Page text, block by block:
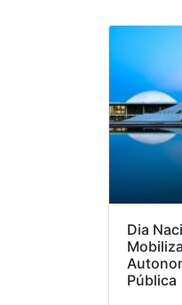
Dia
Pública